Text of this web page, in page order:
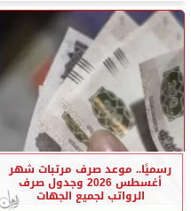
رسميًا.. موعد صرف مرتبات شهر
أغسطس 2026 وجدول صرف
الرواتب لجميع الجهات